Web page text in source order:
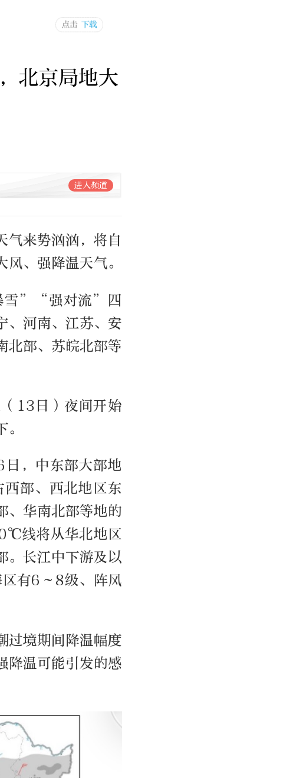
北京局地大
进入频道
气来势汹汹，将自
、强降温天气。
雪”“强对流”四
、河南、江苏、安
北部、苏皖北部等
13日）夜间开始
，中东部大部地
部、西北地区东
、华南北部等地的
线将从华北地区
长江中下游及以
有6～8级、阵风
过境期间降温幅度
降温可能引发的感